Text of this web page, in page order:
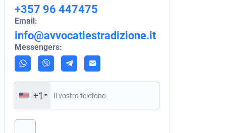
+357 96 447475
Email:
info@avvocatiestradizione.it
Messengers:
+1
Si prega di lasciare vuoto questo campo.